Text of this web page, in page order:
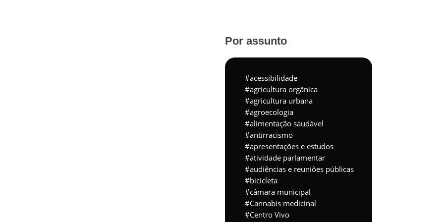
Por assunto
acessibilidade
agricultura orgânica
agricultura urbana
agroecologia
alimentação saudável
antirracismo
apresentações e estudos
atividade parlamentar
audiências e reuniões públicas
bicicleta
câmara municipal
Cannabis medicinal
Centro Vivo